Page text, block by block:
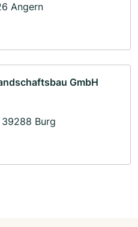
Angern
GmbH
Burg